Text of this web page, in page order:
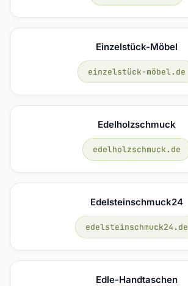
Einzelstück-Möbel
einzelstück-möbel.de
Edelholzschmuck
edelholzschmuck.de
Edelsteinschmuck24
edelsteinschmuck24.de
Edle-Handtaschen